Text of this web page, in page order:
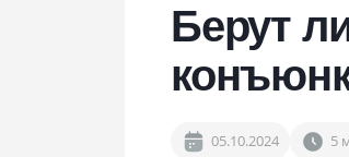
Снятие с воинского учёта
Снятие ограничений по
Берут
05.10.2024 5